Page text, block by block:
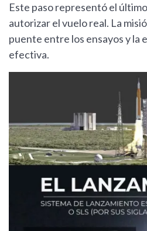
Este paso representó el
autorizar el vuelo real. La
puente entre los ensayos y la
efectiva.